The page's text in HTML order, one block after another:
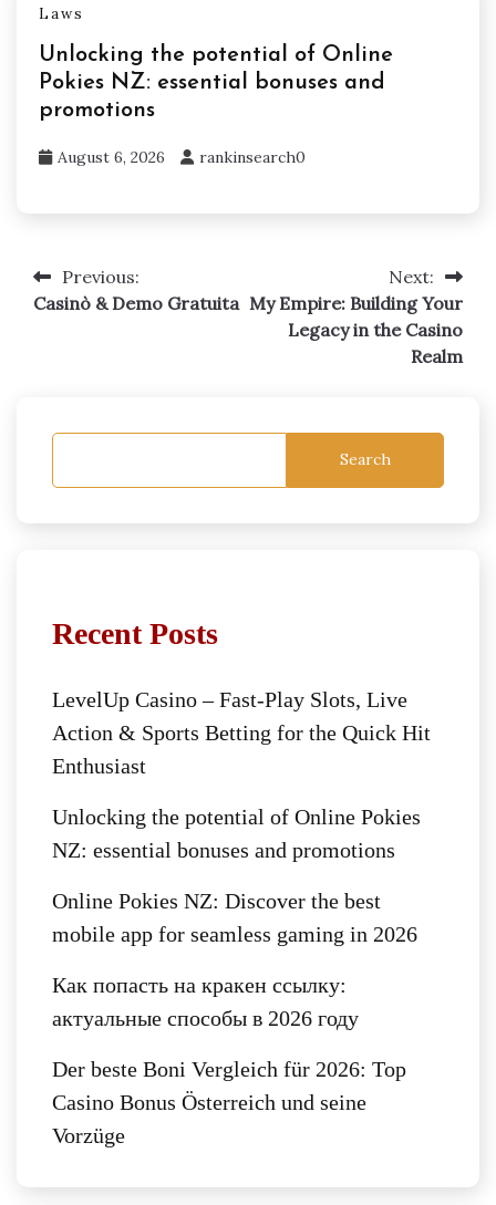
Laws
Unlocking the potential of Online
Pokies NZ: essential bonuses and
promotions
August 6, 2026 rankinsearch0
PostPrevious:
Casinò & Demo Gratuita
Next:
My Empire: Building Your
Legacy in the Casino
Realm
Search
Recent Posts
LevelUp Casino – Fast‑Play Slots, Live
Action & Sports Betting for the Quick Hit
Enthusiast
Unlocking the potential of Online Pokies
NZ: essential bonuses and promotions
Online Pokies NZ: Discover the best
mobile app for seamless gaming in 2026
Как попасть на кракен ссылку:
актуальные способы в 2026 году
Der beste Boni Vergleich für 2026: Top
Casino Bonus Österreich und seine
Vorzüge